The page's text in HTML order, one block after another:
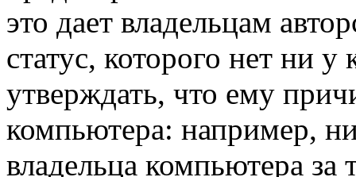
это дает владельцам
статус, которого нет ни
утверждать, что ему
компьютера: например,
владельца компьютера за